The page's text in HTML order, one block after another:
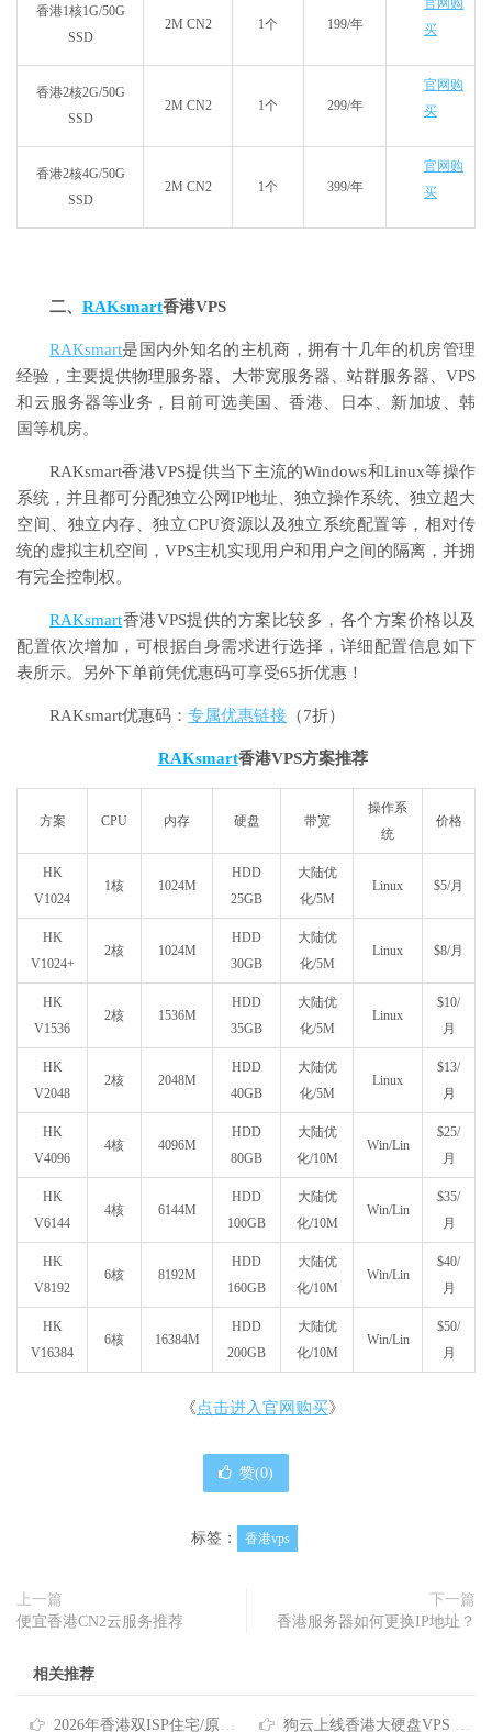
香港1核1G/50G
SSD
2M CN2 1个 199/年
官网购
买
香港2核2G/50G
SSD
2M CN2 1个 299/年
官网购
买
香港2核4G/50G
SSD
2M CN2 1个 399/年
官网购
买
二、 RAKsmart香港VPS
RAKsmart是国内外知名的主机商，拥有十几年的机房管理
经验，主要提供物理服务器、大带宽服务器、站群服务器、VPS
和云服务器等业务，目前可选美国、香港、日本、新加坡、韩
国等机房。
RAKsmart香港VPS提供当下主流的Windows和Linux等操作
系统，并且都可分配独立公网IP地址、独立操作系统、独立超大
空间、独立内存、独立CPU资源以及独立系统配置等，相对传
统的虚拟主机空间，VPS主机实现用户和用户之间的隔离，并拥
有完全控制权。
RAKsmart香港VPS提供的方案比较多，各个方案价格以及
配置依次增加，可根据自身需求进行选择，详细配置信息如下
表所示。另外下单前凭优惠码可享受65折优惠！
RAKsmart优惠码： 专属优惠链接 （7折）
RAKsmart香港VPS方案推荐
方案 CPU 内存 硬盘 带宽
操作系
统
价格
HK
V1024
1核 1024M
HDD
25GB
大陆优
化/5M
Linux $5/月
HK
V1024+
2核 1024M
HDD
30GB
大陆优
化/5M
Linux $8/月
HK
V1536
2核 1536M
HDD
35GB
大陆优
化/5M
Linux
$10/
月
HK
V2048
2核 2048M
HDD
40GB
大陆优
化/5M
Linux
$13/
月
HK
V4096
4核 4096M
HDD
80GB
大陆优
化/10M
Win/Lin
$25/
月
HK
V6144
4核 6144M
HDD
100GB
大陆优
化/10M
Win/Lin
$35/
月
HK
V8192
6核 8192M
HDD
160GB
大陆优
化/10M
Win/Lin
$40/
月
HK
V16384
6核 16384M
HDD
200GB
大陆优
化/10M
Win/Lin
$50/
月
《点击进入官网购买》
赞(0)
标签： 香港vps
上一篇
便宜香港CN2云服务推荐
下一篇
香港服务器如何更换IP地址？
相关推荐
2026年香港双ISP住宅/原生IP/家宽VPS商家推荐 狗云上线香港大硬盘VPS 低至40元月 国际线路/原生IP/高达2TB磁盘